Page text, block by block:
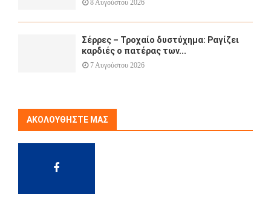
8 Αυγούστου 2026
Σέρρες – Τροχαίο δυστύχημα: Ραγίζει
καρδιές ο πατέρας των...
7 Αυγούστου 2026
ΑΚΟΛΟΥΘΉΣΤΕ ΜΑΣ